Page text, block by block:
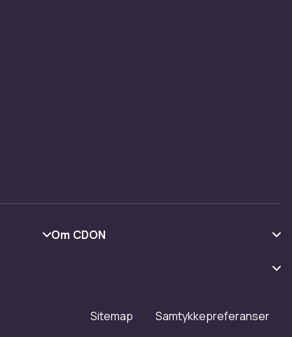
Om CDON
Jobbe på CDON
Sitemap Samtykkepreferanser